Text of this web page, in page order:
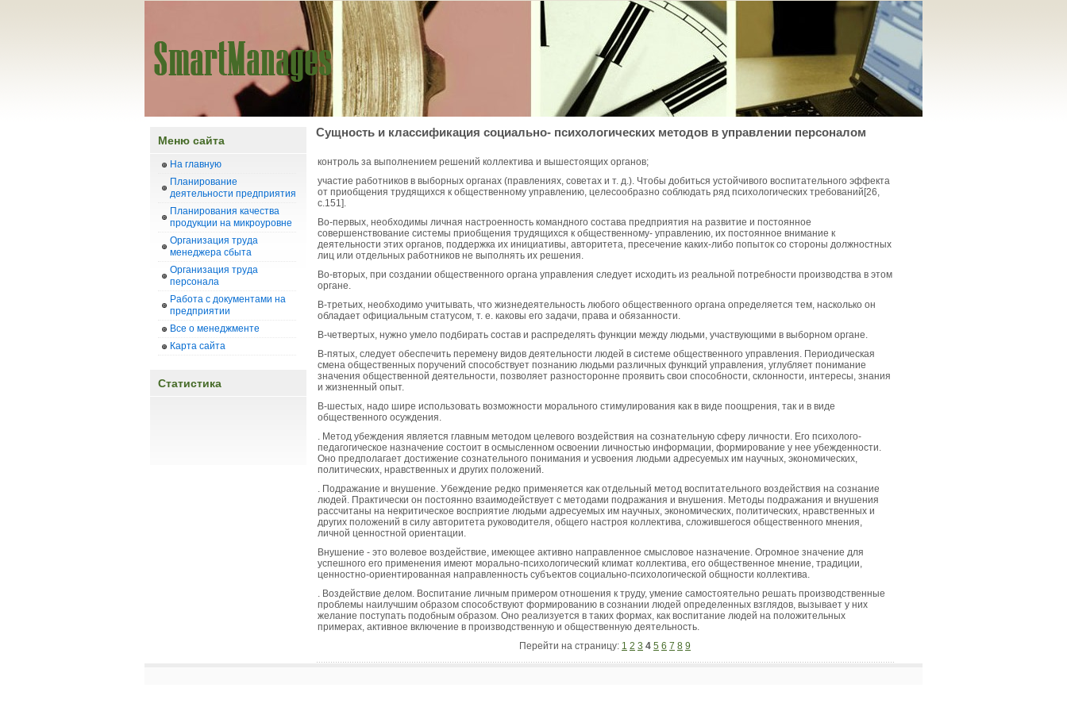
Меню сайта
На главную
Планирование
деятельности предприятия
Планирования качества
продукции на микроуровне
Организация труда
менеджера сбыта
Организация труда
персонала
Работа с документами на
предприятии
Все о менеджменте
Карта сайта
Статистика
Сущность и классификация социально- психологических методов в управлении персоналом
контроль за выполнением решений коллектива и вышестоящих органов;
участие работников в выборных органах (правлениях, советах и т. д.). Чтобы добиться устойчивого воспитательного эффекта
от приобщения трудящихся к общественному управлению, целесообразно соблюдать ряд психологических требований[26,
с.151].
Во-первых, необходимы личная настроенность командного состава предприятия на развитие и постоянное
совершенствование системы приобщения трудящихся к общественному- управлению, их постоянное внимание к
деятельности этих органов, поддержка их инициативы, авторитета, пресечение каких-либо попыток со стороны должностных
лиц или отдельных работников не выполнять их решения.
Во-вторых, при создании общественного органа управления следует исходить из реальной потребности производства в этом
органе.
В-третьих, необходимо учитывать, что жизнедеятельность любого общественного органа определяется тем, насколько он
обладает официальным статусом, т. е. каковы его задачи, права и обязанности.
В-четвертых, нужно умело подбирать состав и распределять функции между людьми, участвующими в выборном органе.
В-пятых, следует обеспечить перемену видов деятельности людей в системе общественного управления. Периодическая
смена общественных поручений способствует познанию людьми различных функций управления, углубляет понимание
значения общественной деятельности, позволяет разносторонне проявить свои способности, склонности, интересы, знания
и жизненный опыт.
В-шестых, надо шире использовать возможности морального стимулирования как в виде поощрения, так и в виде
общественного осуждения.
. Метод убеждения является главным методом целевого воздействия на сознательную сферу личности. Его психолого-
педагогическое назначение состоит в осмысленном освоении личностью информации, формирование у нее убежденности.
Оно предполагает достижение сознательного понимания и усвоения людьми адресуемых им научных, экономических,
политических, нравственных и других положений.
. Подражание и внушение. Убеждение редко применяется как отдельный метод воспитательного воздействия на сознание
людей. Практически он постоянно взаимодействует с методами подражания и внушения. Методы подражания и внушения
рассчитаны на некритическое восприятие людьми адресуемых им научных, экономических, политических, нравственных и
других положений в силу авторитета руководителя, общего настроя коллектива, сложившегося общественного мнения,
личной ценностной ориентации.
Внушение - это волевое воздействие, имеющее активно направленное смысловое назначение. Огромное значение для
успешного его применения имеют морально-психологический климат коллектива, его общественное мнение, традиции,
ценностно-ориентированная направленность субъектов социально-психологической общности коллектива.
. Воздействие делом. Воспитание личным примером отношения к труду, умение самостоятельно решать производственные
проблемы наилучшим образом способствуют формированию в сознании людей определенных взглядов, вызывает у них
желание поступать подобным образом. Оно реализуется в таких формах, как воспитание людей на положительных
примерах, активное включение в производственную и общественную деятельность.
Перейти на страницу: 1 2 3 4 5 6 7 8 9